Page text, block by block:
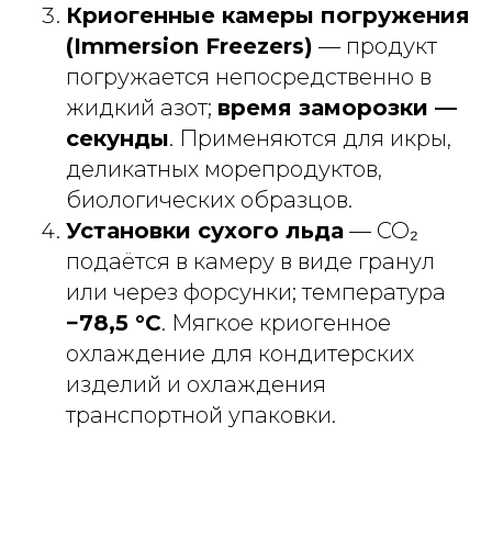
Криогенные камеры погружения
(Immersion Freezers) — продукт
погружается непосредственно в
жидкий азот; время заморозки —
секунды. Применяются для икры,
деликатных морепродуктов,
биологических образцов.
Установки сухого льда — CO₂
подаётся в камеру в виде гранул
или через форсунки; температура
−78,5 °C. Мягкое криогенное
охлаждение для кондитерских
изделий и охлаждения
транспортной упаковки.